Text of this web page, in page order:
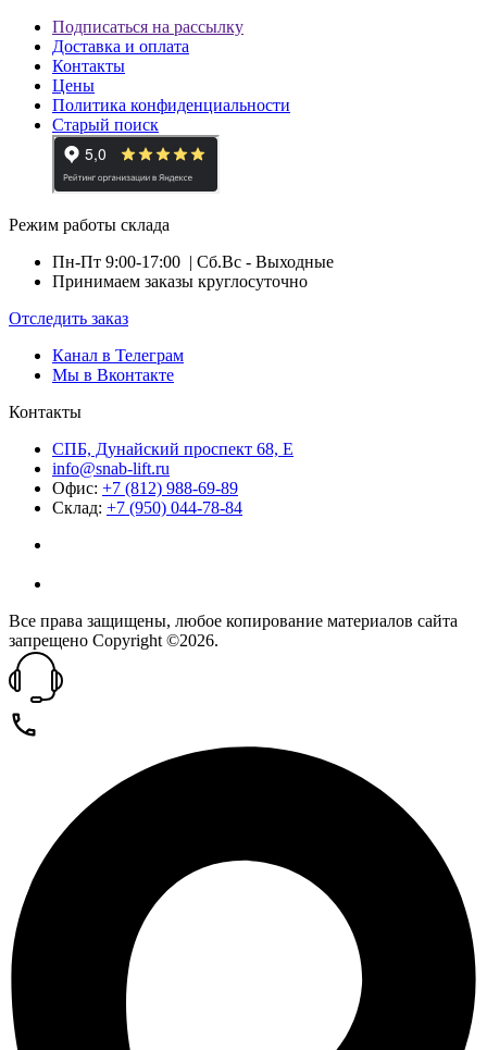
Подписаться на рассылку
Доставка и оплата
Контакты
Цены
Политика конфиденциальности
Старый поиск
Режим работы склада
Пн-Пт 9:00-17:00 | Сб.Вс - Выходные
Принимаем заказы круглосуточно
Отследить заказ
Канал в Телеграм
Мы в Вконтакте
Контакты
СПБ, Дунайский проспект 68, Е
info@snab-lift.ru
Офис: +7 (812) 988-69-89
Склад: +7 (950) 044-78-84
Все права защищены, любое копирование материалов сайта
запрещено Copyright ©2026.